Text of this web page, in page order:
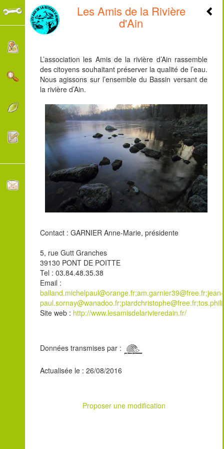
Les Amis de la Rivière
d'Ain
L’association les Amis de la rivière d’Ain rassemble
des citoyens souhaitant préserver la qualité de l’eau.
Nous agissons sur l’ensemble du Bassin versant de
la rivière d’Ain.
Contact : GARNIER Anne-Marie, présidente
5, rue Gutt Granches
39130 PONT DE POITTE
Tel : 03.84.48.35.38
Email :
balland.michelpaul@orange.fr;am.garnier39@free.fr;jean-
Site web : http://www.lesamisdelarivieredain.fr/
Données transmises par :
Actualisée le : 26/08/2016
Proposer une modification
+